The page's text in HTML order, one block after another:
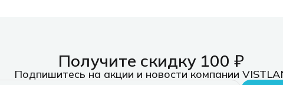
Получите скидку 100 ₽
Подпишитесь на акции и новости компании